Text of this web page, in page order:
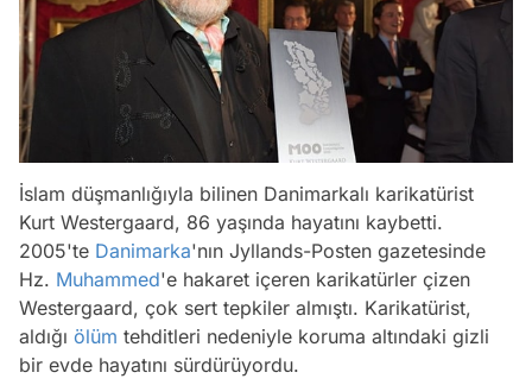
İslam düşmanlığıyla bilinen Danimarkalı karikatürist
Kurt Westergaard, 86 yaşında hayatını kaybetti.
2005'te Danimarka'nın Jyllands-Posten gazetesinde
Hz. Muhammed'e hakaret içeren karikatürler çizen
Westergaard, çok sert tepkiler almıştı. Karikatürist,
aldığı ölüm tehditleri nedeniyle koruma altındaki gizli
bir evde hayatını sürdürüyordu.